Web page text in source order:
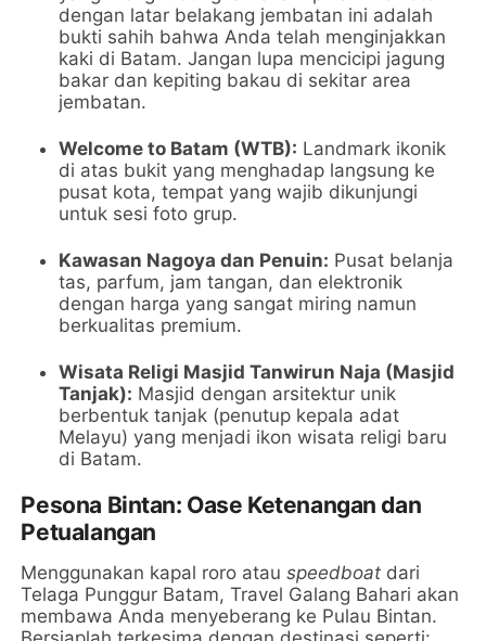
dengan latar belakang jembatan ini adalah
bukti sahih bahwa Anda telah menginjakkan
kaki di Batam. Jangan lupa mencicipi jagung
bakar dan kepiting bakau di sekitar area
jembatan.
Welcome to Batam (WTB): Landmark ikonik
di atas bukit yang menghadap langsung ke
pusat kota, tempat yang wajib dikunjungi
untuk sesi foto grup.
Kawasan Nagoya dan Penuin: Pusat belanja
tas, parfum, jam tangan, dan elektronik
dengan harga yang sangat miring namun
berkualitas premium.
Wisata Religi Masjid Tanwirun Naja (Masjid
Tanjak): Masjid dengan arsitektur unik
berbentuk tanjak (penutup kepala adat
Melayu) yang menjadi ikon wisata religi baru
di Batam.
Pesona Bintan: Oase Ketenangan dan
Petualangan
Menggunakan kapal roro atauspeedboat dari
Telaga Punggur Batam, Travel Galang Bahari akan
membawa Anda menyeberang ke Pulau Bintan.